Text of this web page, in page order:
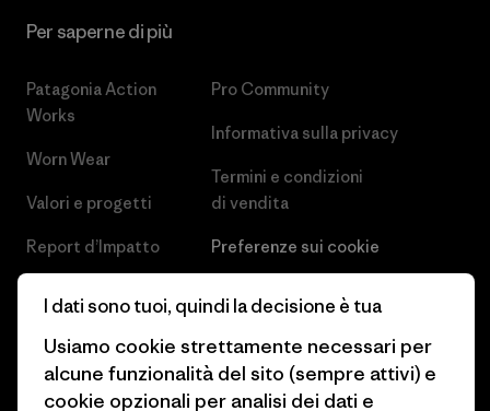
Per saperne di più
Patagonia Action
Works
Worn Wear
Valori e progetti
Report d’Impatto
Obiettivi climatici
1% For The Planet
Pro Community
Informativa sulla privacy
Termini e condizioni
di vendita
Preferenze sui cookie
Industry program
I dati sono tuoi, quindi la decisione è tua
Usiamo cookie strettamente necessari per
alcune funzionalità del sito (sempre attivi) e
cookie opzionali per analisi dei dati e